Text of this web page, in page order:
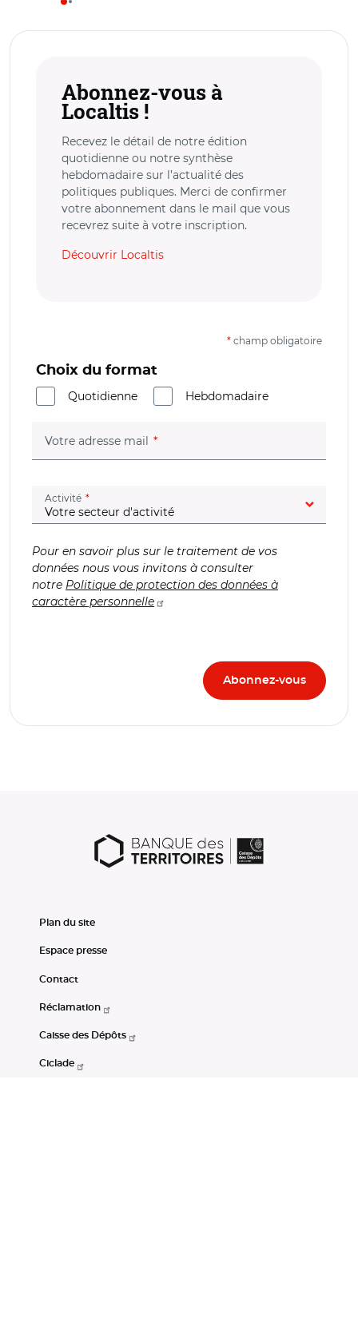
Abonnez-vous à
Localtis !
Recevez le détail de notre édition
quotidienne ou notre synthèse
hebdomadaire sur l’actualité des
politiques publiques. Merci de confirmer
votre abonnement dans le mail que vous
recevrez suite à votre inscription.
Découvrir Localtis
* champ obligatoire
Choix du format
Quotidienne
Hebdomadaire
Votre adresse mail (champ obligatoire)
Activité (champ obligatoire)
Pour en savoir plus sur le traitement de vos
données nous vous invitons à consulter
notre Politique de protection des données à
caractère personnelle
Plan du site
Espace presse
Contact
Réclamation
Caisse des Dépôts
Ciclade